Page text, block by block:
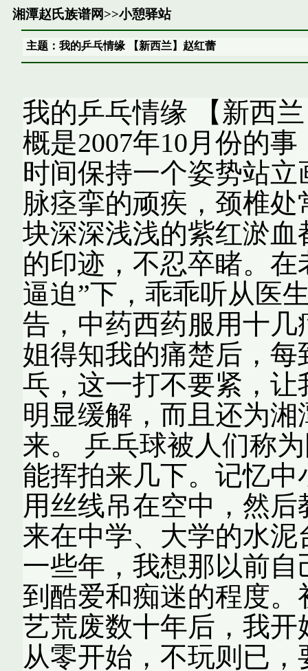
湘潭赵氏族谱网>>小憩驿站
主题：我的乒乓情缘 【新西兰】赵红蕾
我的乒乓情缘 【新西
概是2007年10月份的
时间保持一个姿势站
脉痉挛的顽疾，颈椎
块深深浅浅的紫红淤
的印迹，不忍卒睹。
逼迫”下，乖乖听从医
告，中药西药服用十
姐得知我的痛楚后，
乓，这一打不要紧，
明显缓解，而且还为
来。 乒乓球被人们称
能挥拍来几下。记忆
用丝线吊在空中，然
来在中学、大学的水
一些年，我想那以前
到酷爱和痴迷的程度
艺荒废数十年后，我
从零开始，不玩则已